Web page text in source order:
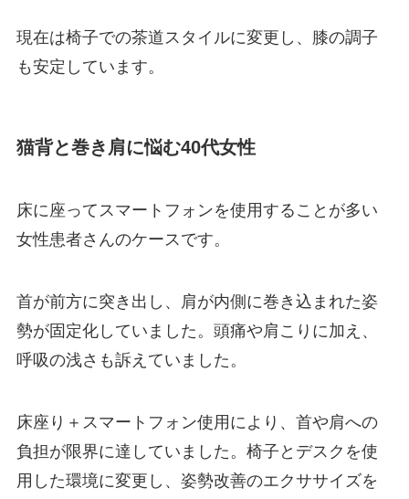
現在は椅子での茶道スタイルに変更し、膝の調子
も安定しています。
猫背と巻き肩に悩む40代女性
床に座ってスマートフォンを使用することが多い
女性患者さんのケースです。
首が前方に突き出し、肩が内側に巻き込まれた姿
勢が固定化していました。頭痛や肩こりに加え、
呼吸の浅さも訴えていました。
床座り＋スマートフォン使用により、首や肩への
負担が限界に達していました。椅子とデスクを使
用した環境に変更し、姿勢改善のエクササイズを